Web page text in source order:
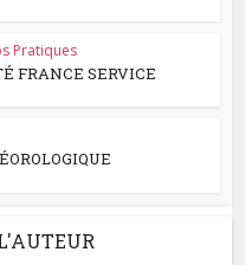
Pratiques
FRANCE SERVICE